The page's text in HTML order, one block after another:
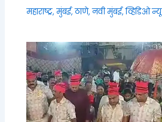
महाराष्ट्र,मुंबई, ठाणे, नवी मुंबई,व्हिडिओ